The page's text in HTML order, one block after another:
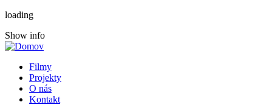
loading
Show info
Filmy
Projekty
O nás
Kontakt